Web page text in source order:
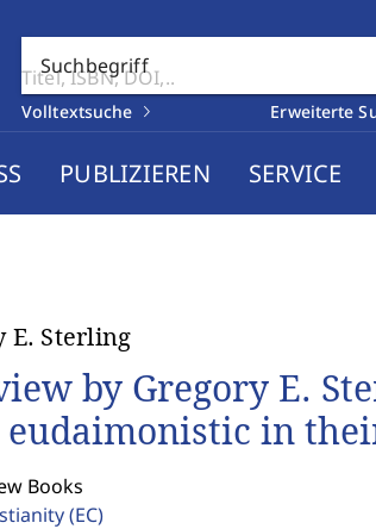
Suchbegriff
Volltextsuche Erweiterte
PUBLIZIEREN SERVICE
E. Sterling
by Gregory E.
eudaimonistic in
Books
(EC)